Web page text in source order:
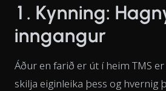
1. Kynning:
inngangur
Áður en farið er út í heim TMS
skilja eiginleika þess og hvernig